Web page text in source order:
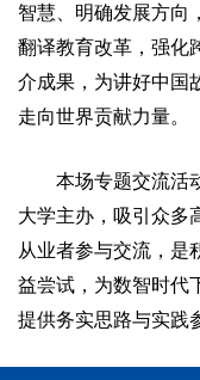
智慧、明确发展方向
翻译教育改革，强化
介成果，为讲好中国
走向世界贡献力量。
本场专题交流活
大学主办，吸引众多
从业者参与交流，是
益尝试，为数智时代
提供务实思路与实践